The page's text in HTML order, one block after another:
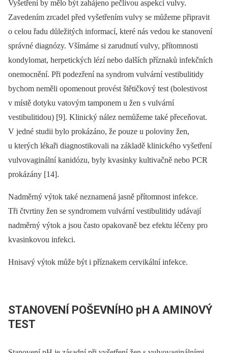
Vyšetření by mělo být zahájeno pečlivou aspekcí vulvy.
Zavedením zrcadel před vyšetřením vulvy se můžeme připravit
o celou řadu důležitých informací, které nás vedou ke stanovení
správné diagnózy. Všímáme si zarudnutí vulvy, přítomnosti
kondylomat, herpetických lézí nebo dalších příznaků infekčních
onemocnění. Při podezření na syndrom vulvární vestibulitidy
bychom neměli opomenout provést štětičkový test (bolestivost
v místě dotyku vatovým tamponem u žen s vulvární
vestibulitidou) [9]. Klinický nález nemůžeme také přeceňovat.
V jedné studii bylo prokázáno, že pouze u poloviny žen,
u kterých lékaři diagnostikovali na základě klinického vyšetření
vulvovaginální kanidózu, byly kvasinky kultivačně nebo PCR
prokázány [14].
Nadměrný výtok také neznamená jasně přítomnost infekce.
Tři čtvrtiny žen se syndromem vulvární vestibulitidy udávají
nadměrný výtok a jsou často opakovaně bez efektu léčeny pro
kvasinkovou infekci.
Hnisavý výtok může být i příznakem cervikální infekce.
STANOVENÍ POŠEVNÍHO pH A AMINOVÝ
TEST